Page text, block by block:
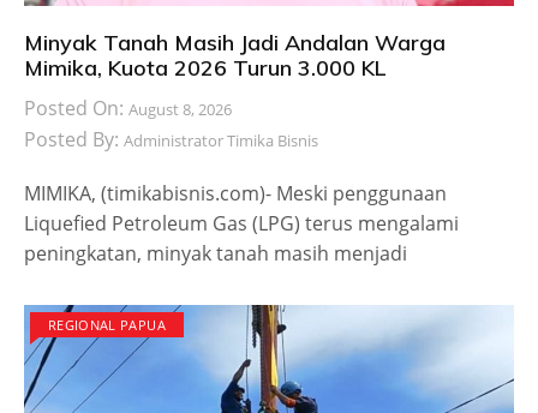
Minyak Tanah Masih Jadi Andalan Warga
Mimika, Kuota 2026 Turun 3.000 KL
Posted On: August 8, 2026
Posted By: Administrator Timika Bisnis
MIMIKA, (timikabisnis.com)- Meski penggunaan
Liquefied Petroleum Gas (LPG) terus mengalami
peningkatan, minyak tanah masih menjadi
REGIONAL PAPUA